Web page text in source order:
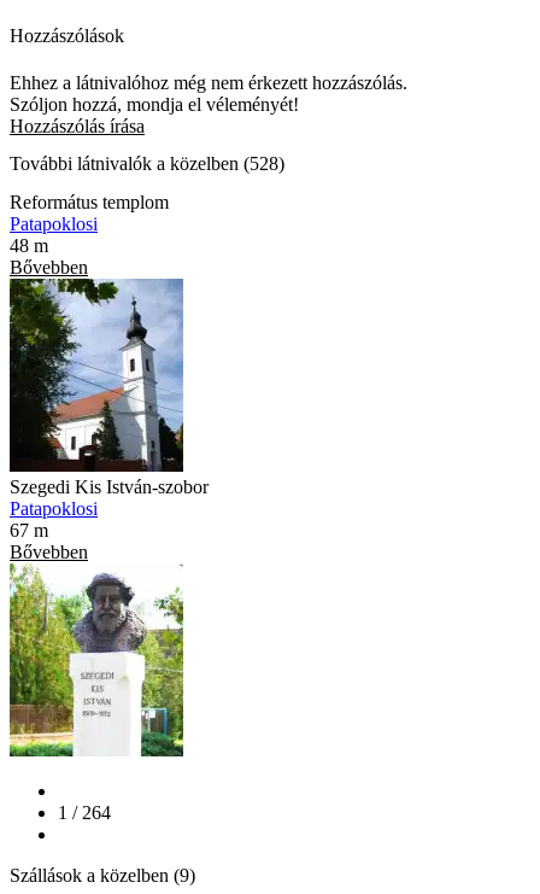
Hozzászólások
Ehhez a látnivalóhoz még nem érkezett hozzászólás.
Szóljon hozzá, mondja el véleményét!
Hozzászólás írása
További látnivalók a közelben (528)
Református templom
Patapoklosi
48 m
Bővebben
Szegedi Kis István-szobor
Patapoklosi
67 m
Bővebben
1 / 264
Szállások a közelben (9)